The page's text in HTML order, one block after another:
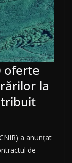
oferte
la
a anunțat
de